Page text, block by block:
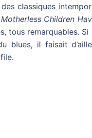
classiques
Motherless Children
tous remarquables. Si
blues, il faisait